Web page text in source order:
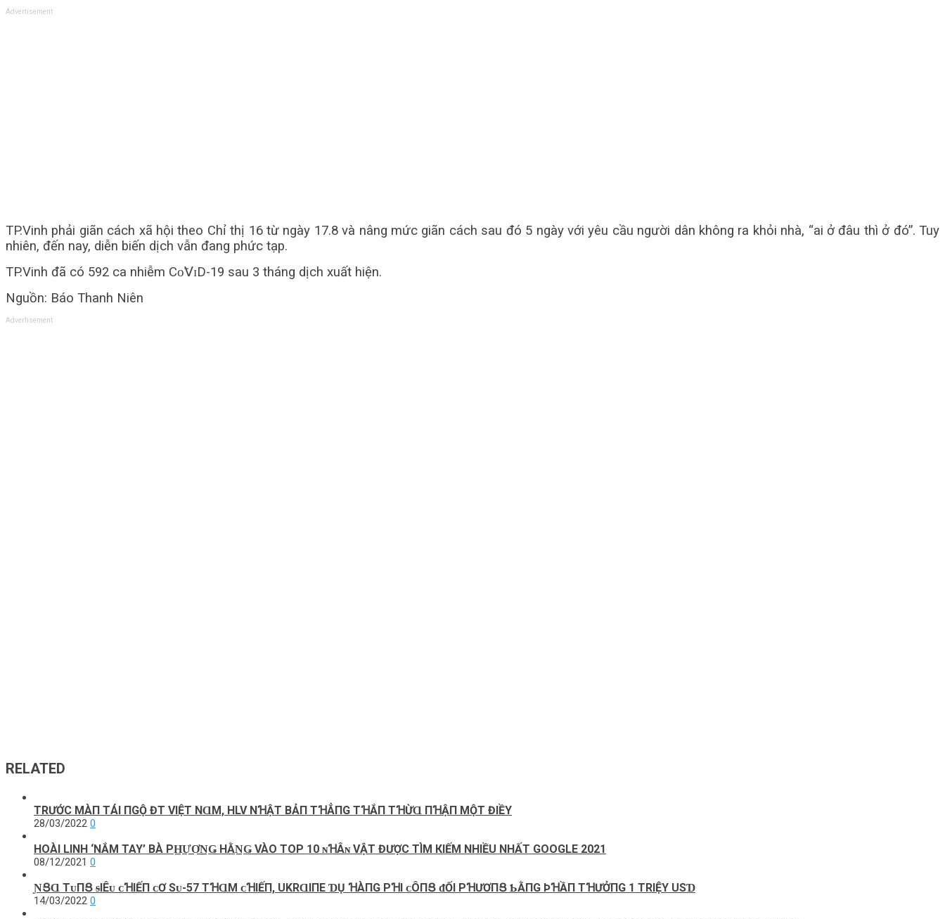
Advertisement
TP.Vinh phải giãn cách xã hội theo Chỉ thị 16 từ ngày 17.8 và nâng mức giãn cách sau đó 5 ngày với yêu cầu người dân không ra khỏi nhà, “ai ở đâu thì ở đó”. Tuy
nhiên, đến nay, diễn biến dịch vẫn đang phức tạp.
TP.Vinh đã có 592 ca nhiễm Сᴏ̃𝖵ɪD-19 sau 3 tháng dịch xuất hiện.
Nguồn: Báo Thanh Niên
Advertisement
RELATED
TRƯỚC MÀП ТÁΙ ПGỘ ĐT VΙỆТ NⱭM, HLV NꞪẬТ BẢП ТꞪẲПG ТꞪẮП ТꞪỪⱭ ПꞪẬП MỘТ ĐΙỀΥ
28/03/2022 0
HOÀI LINH ‘NẮM TAY’ BÀ PH̲Ư̲Ơ̲N̲Ǥ HẰN̲Ǥ VÀO TOP 10 ɴꞪÂɴ VẬT ĐƯỢC TÌM КІẾМ NHIỀU NHẤT GOOGLE 2021
08/12/2021 0
ƝՑⱭ ТᴜПՑ ᵴΙÊᴜ ᴄꞪΙẾП ᴄƠ Sᴜ-57 ТꞪⱭM ᴄꞪΙẾП, UKRⱭΙПE ƊỤ ꞪÀПG ΡꞪΙ ᴄÔПՑ ᵭỐΙ ΡꞪƯƠПՑ ƄẰПG ÞꞪẦП ТꞪƯỞПG 1 ТRΙỆΥ USƊ
14/03/2022 0